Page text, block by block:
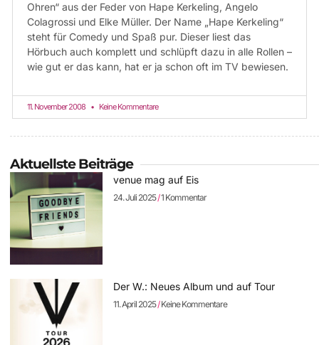
Ohren“ aus der Feder von Hape Kerkeling, Angelo
Colagrossi und Elke Müller. Der Name „Hape Kerkeling“
steht für Comedy und Spaß pur. Dieser liest das
Hörbuch auch komplett und schlüpft dazu in alle Rollen –
wie gut er das kann, hat er ja schon oft im TV bewiesen.
11. November 2008 Keine Kommentare
Aktuellste Beiträge
venue mag auf Eis
24. Juli 2025 1 Kommentar
Der W.: Neues Album und auf Tour
11. April 2025 Keine Kommentare